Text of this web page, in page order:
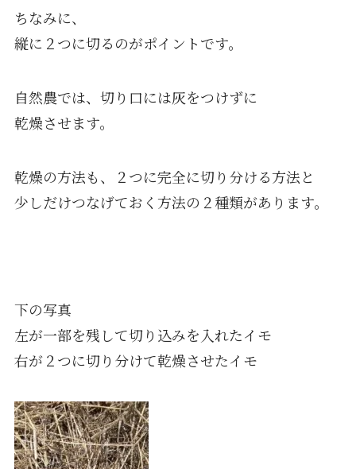
ちなみに、
縦に２つに切るのがポイントです。
自然農では、切り口には灰をつけずに
乾燥させます。
乾燥の方法も、２つに完全に切り分ける方法と
少しだけつなげておく方法の２種類があります。
下の写真
左が一部を残して切り込みを入れたイモ
右が２つに切り分けて乾燥させたイモ